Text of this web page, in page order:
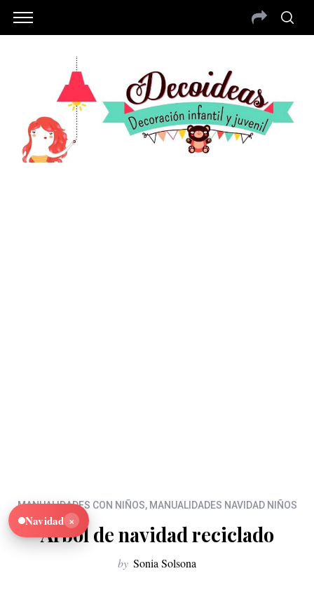
MANUALIDADES CON NIÑOS, MANUALIDADES NAVIDAD NIÑOS
Arbol de navidad reciclado
by Sonia Solsona
Navidad ×